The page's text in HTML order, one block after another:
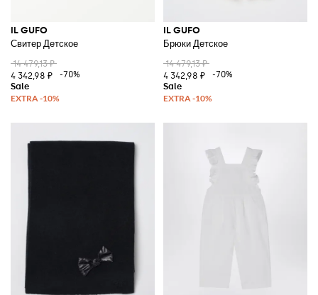
IL GUFO
Свитер Детское
14 479,13 ₽
4 342,98 ₽
-70%
IL GUFO
Брюки Детское
14 479,13 ₽
4 342,98 ₽
-70%